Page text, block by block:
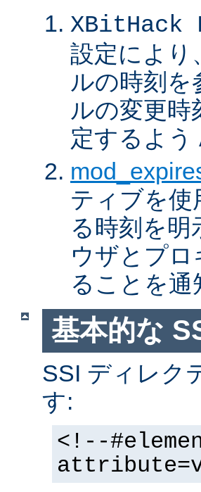
設定により
ルの時刻を
ルの変更時
定するよう
ティブを使
る時刻を
ウザとプ
ることを通
基本的な
SSI ディレク
す:
<!--